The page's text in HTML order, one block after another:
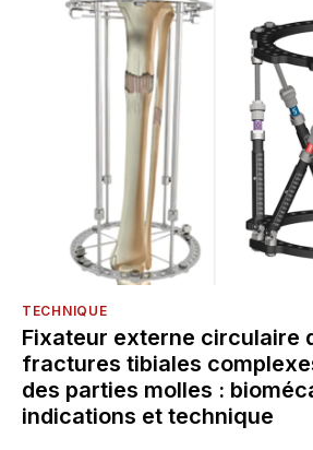
TECHNIQUE
Fixateur externe circulaire
fractures tibiales
des parties molles :
indications et technique